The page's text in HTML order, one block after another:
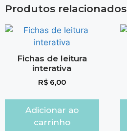
Produtos relacionados
Fichas de leitura
interativa
R$6,00
Adicionar ao
carrinho